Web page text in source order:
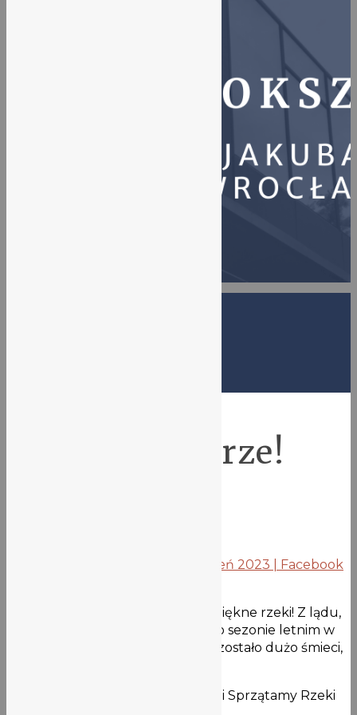
Pomóżmy Odrze!
Sprzątamy Rzeki Wrocławia – Jesień 2023 | Facebook
Posprzątajmy razem nasze piękne rzeki! Z lądu,
wody (kajaki gratis!) i powietrza. Po sezonie letnim w
szuwarach, na brzegach i wałach zostało dużo śmieci,
To już 15-ta edycja naszej akcji Sprzątamy Rzeki